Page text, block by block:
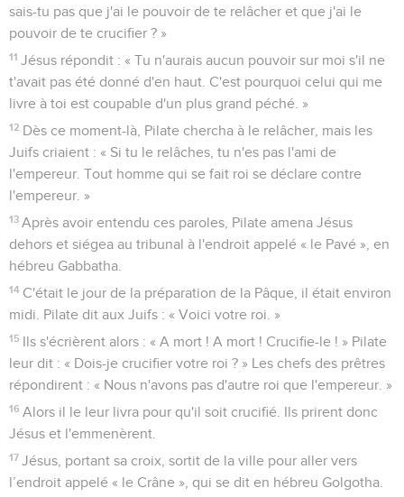
sais-tu pas que j'ai le pouvoir de te relâcher et que j'ai le
pouvoir de te crucifier ? »
11 Jésus répondit : « Tu n'aurais aucun pouvoir sur moi s'il ne
t'avait pas été donné d'en haut. C'est pourquoi celui qui me
livre à toi est coupable d'un plus grand péché. »
12 Dès ce moment-là, Pilate chercha à le relâcher, mais les
Juifs criaient : « Si tu le relâches, tu n'es pas l'ami de
l'empereur. Tout homme qui se fait roi se déclare contre
l'empereur. »
13 Après avoir entendu ces paroles, Pilate amena Jésus
dehors et siégea au tribunal à l'endroit appelé « le Pavé », en
hébreu Gabbatha.
14 C'était le jour de la préparation de la Pâque, il était environ
midi. Pilate dit aux Juifs : « Voici votre roi. »
15 Ils s'écrièrent alors : « A mort ! A mort ! Crucifie-le ! » Pilate
leur dit : « Dois-je crucifier votre roi ? » Les chefs des prêtres
répondirent : « Nous n'avons pas d'autre roi que l'empereur. »
16 Alors il le leur livra pour qu'il soit crucifié. Ils prirent donc
Jésus et l'emmenèrent.
17 Jésus, portant sa croix, sortit de la ville pour aller vers
l’endroit appelé « le Crâne », qui se dit en hébreu Golgotha.